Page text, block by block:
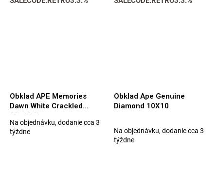
Obklad APE Memories
Dawn White Crackled
12x13,8
Priemerné
hodnotenie
Na objednávku, dodanie cca 3
týždne
Obklad Ape Genuine
Diamond 10X10
Na objednávku, dodanie cca 3
týždne